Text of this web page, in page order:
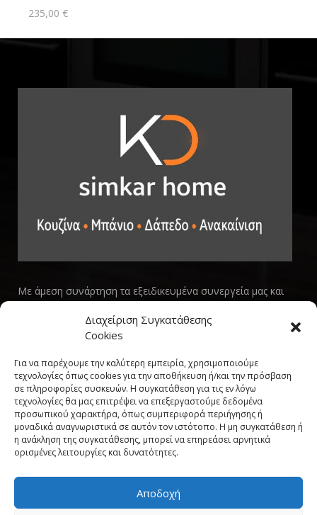
Διαχείριση Συγκατάθεσης
Cookies
Για να παρέχουμε την καλύτερη εμπειρία, χρησιμοποιούμε
τεχνολογίες όπως cookies για την αποθήκευση ή/και την πρόσβαση
σε πληροφορίες συσκευών. Η συγκατάθεση για τις εν λόγω
τεχνολογίες θα μας επιτρέψει να επεξεργαστούμε δεδομένα
προσωπικού χαρακτήρα, όπως συμπεριφορά περιήγησης ή
μοναδικά αναγνωριστικά σε αυτόν τον ιστότοπο. Η μη συγκατάθεση ή
η ανάκληση της συγκατάθεσης, μπορεί να επηρεάσει αρνητικά
ορισμένες λειτουργίες και δυνατότητες.
Αποδοχή
235,00 €
Με άμεση συνάρτηση τα εξειδικευμένα συνεργεία μας και
το καλύτερο δυνατό αποτέλεσμα, στον σωστό χρόνο.
ΕΠΙΚΟΙΝΩΝΙΑ
PHONE:231 400 2852
EMAIL: INFO@SIMKARHOME.GR
ΔΙΕΥΘΥΝΣΗ:ΓΡ.ΛΑΜΠΡΑΚΗ 43, ΘΕΣΣΑΛΟΝΙΚΗ, 54638
NEWSLETTER